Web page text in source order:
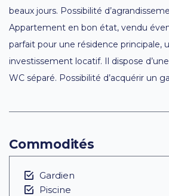
beaux jours. Possibilité
Appartement en bon état, vendu
parfait pour une résidence principale,
investissement locatif. Il dispose
WC séparé. Possibilité d’acquérir un
Commodités
Gardien
Piscine